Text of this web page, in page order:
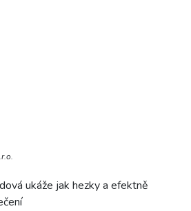
ukáže jak hezky a efektně